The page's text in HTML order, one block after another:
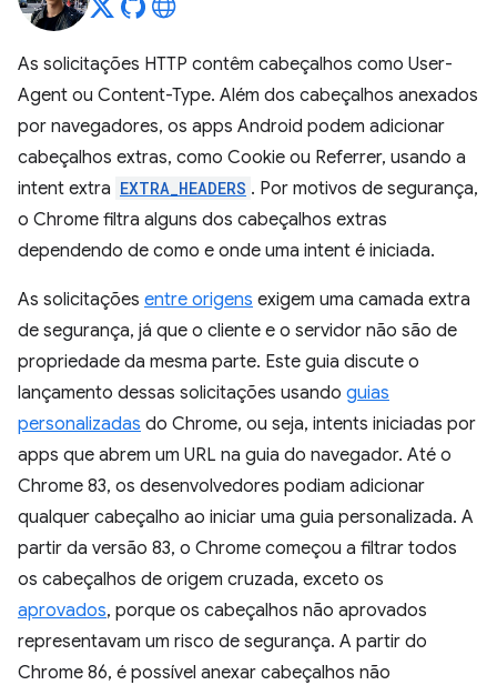
As solicitações HTTP contêm cabeçalhos como User-
Agent ou Content-Type. Além dos cabeçalhos anexados
por navegadores, os apps Android podem adicionar
cabeçalhos extras, como Cookie ou Referrer, usando a
intent extra EXTRA_HEADERS . Por motivos de segurança,
o Chrome filtra alguns dos cabeçalhos extras
dependendo de como e onde uma intent é iniciada.
As solicitações entre origens exigem uma camada extra
de segurança, já que o cliente e o servidor não são de
propriedade da mesma parte. Este guia discute o
lançamento dessas solicitações usando guias
personalizadas do Chrome, ou seja, intents iniciadas por
apps que abrem um URL na guia do navegador. Até o
Chrome 83, os desenvolvedores podiam adicionar
qualquer cabeçalho ao iniciar uma guia personalizada. A
partir da versão 83, o Chrome começou a filtrar todos
os cabeçalhos de origem cruzada, exceto os
aprovados, porque os cabeçalhos não aprovados
representavam um risco de segurança. A partir do
Chrome 86, é possível anexar cabeçalhos não